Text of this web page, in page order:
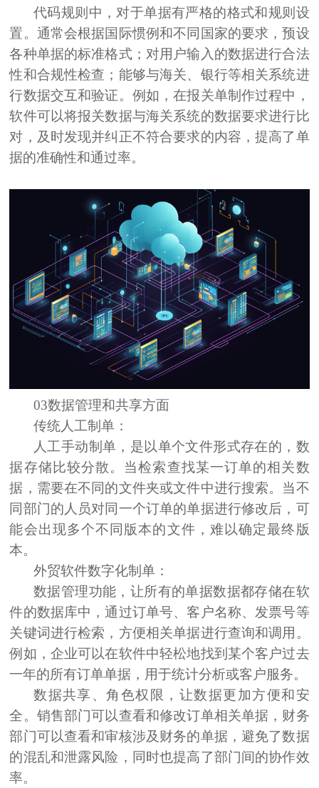
代码规则中，对于单据有严格的格式和规则设
置。通常会根据国际惯例和不同国家的要求，预设
各种单据的标准格式；对用户输入的数据进行合法
性和合规性检查；能够与海关、银行等相关系统进
行数据交互和验证。例如，在报关单制作过程中，
软件可以将报关数据与海关系统的数据要求进行比
对，及时发现并纠正不符合要求的内容，提高了单
据的准确性和通过率。
03数据管理和共享方面
传统人工制单：
人工手动制单，是以单个文件形式存在的，数
据存储比较分散。当检索查找某一订单的相关数
据，需要在不同的文件夹或文件中进行搜索。当不
同部门的人员对同一个订单的单据进行修改后，可
能会出现多个不同版本的文件，难以确定最终版
本。
外贸软件数字化制单 ：
数据管理功能，让所有的单据数据都存储在软
件的数据库中，通过订单号、客户名称、发票号等
关键词进行检索，方便相关单据进行查询和调用。
例如，企业可以在软件中轻松地找到某个客户过去
一年的所有订单单据，用于统计分析或客户服务。
数据共享、角色权限，让数据更加方便和安
全。销售部门可以查看和修改订单相关单据，财务
部门可以查看和审核涉及财务的单据，避免了数据
的混乱和泄露风险，同时也提高了部门间的协作效
率。